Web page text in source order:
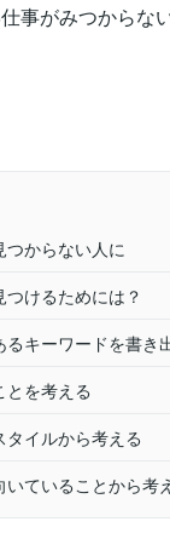
事がみつからな
からない人に
けるためには？
キーワードを書き
を考える
イルから考える
ていることから考